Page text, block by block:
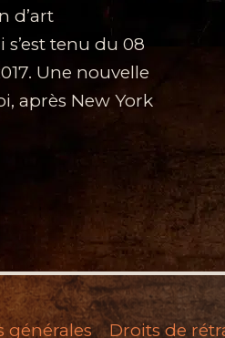
d’art
tenu du 08
Une nouvelle
après New York
générales Droits de